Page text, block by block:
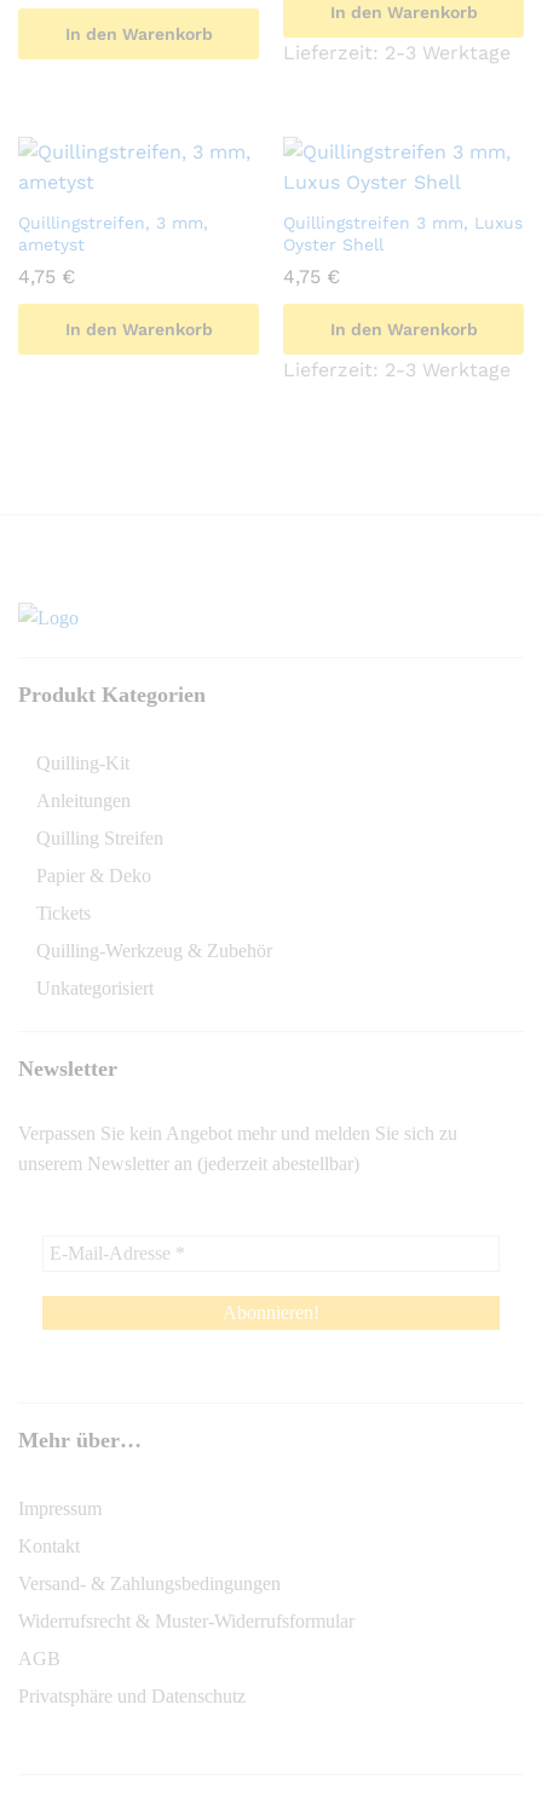
In den Warenkorb
In den Warenkorb
Lieferzeit: 2-3 Werktage
Quillingstreifen, 3 mm,
ametyst
4,75 €
In den Warenkorb
Quillingstreifen 3 mm, Luxus
Oyster Shell
4,75 €
In den Warenkorb
Lieferzeit: 2-3 Werktage
Produkt Kategorien
Quilling-Kit
Anleitungen
Quilling Streifen
Papier & Deko
Tickets
Quilling-Werkzeug & Zubehör
Unkategorisiert
Newsletter
Verpassen Sie kein Angebot mehr und melden Sie sich zu
unserem Newsletter an (jederzeit abestellbar)
Mehr über…
Impressum
Kontakt
Versand- & Zahlungsbedingungen
Widerrufsrecht & Muster-Widerrufsformular
AGB
Privatsphäre und Datenschutz